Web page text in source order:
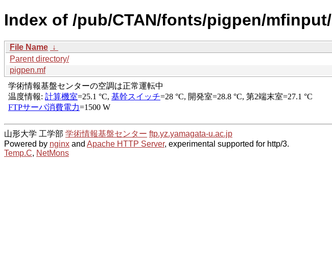
Index of /pub/CTAN/fonts/pigpen/mfinput/
File Name ↓
Parent directory/
pigpen.mf
山形大学 工学部 学術情報基盤センター ftp.yz.yamagata-u.ac.jp
Powered by nginx and Apache HTTP Server, experimental supported for http/3.
Temp.C, NetMons